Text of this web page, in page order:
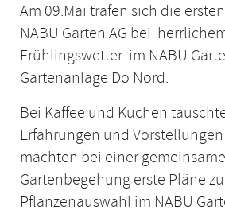
Am 09.Mai trafen sich die
NABU Garten AG bei
Frühlingswetter im NABU
Gartenanlage Do Nord.
Bei Kaffee und Kuchen
Erfahrungen und
machten bei einer
Gartenbegehung erste Pläne
Pflanzenauswahl im NABU